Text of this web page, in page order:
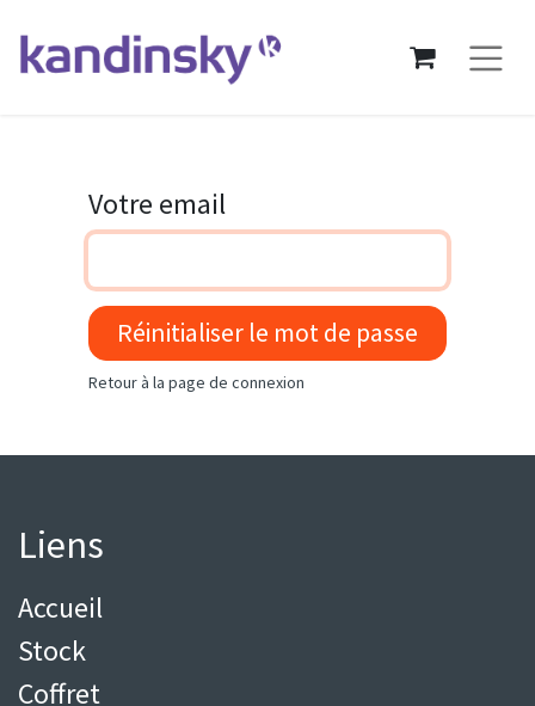
Votre email
Réinitialiser le mot de passe
Retour à la page de connexion
Liens
Accueil
Stock
Coffret